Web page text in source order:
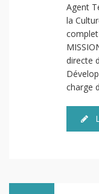
Agent
la
directe
charge